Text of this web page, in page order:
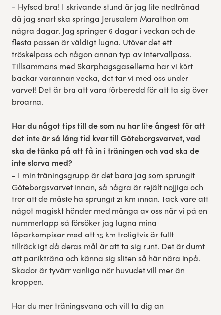
- Hyfsad bra! I skrivande stund är jag lite nedtränad
då jag snart ska springa Jerusalem Marathon om
några dagar. Jag springer 6 dagar i veckan och de
flesta passen är väldigt lugna. Utöver det ett
tröskelpass och någon annan typ av intervallpass.
Tillsammans med Skarphagsgasellerna har vi kört
backar varannan vecka, det tar vi med oss under
varvet! Det är bra att vara förberedd för att ta sig över
broarna.
Har du något tips till de som nu har lite ångest för att
det inte är så lång tid kvar till Göteborgsvarvet, vad
ska de tänka på att få in i träningen och vad ska de
inte slarva med?
- I min träningsgrupp är det bara jag som sprungit
Göteborgsvarvet innan, så några är rejält nojjiga och
tror att de måste ha sprungit 21 km innan. Tack vare att
något magiskt händer med många av oss när vi på en
nummerlapp så försöker jag lugna mina
löparkompisar med att 15 km troligtvis är fullt
tillräckligt då deras mål är att ta sig runt. Det är dumt
att panikträna och känna sig sliten så här nära inpå.
Skador är tyvärr vanliga när huvudet vill mer än
kroppen.
Har du mer träningsvana och vill ta dig an